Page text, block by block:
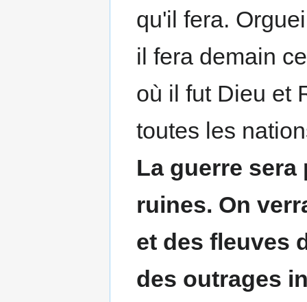
qu'il fera.
il fera demain
où il fut Dieu et
toutes les
La guerre
ruines. On
et des fleuves
des outrages